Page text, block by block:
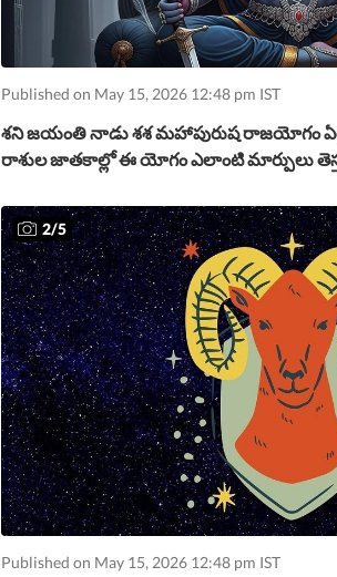
Published on May 15, 2026 12:48 pm IST
శని జయంతి నాడు శశ మహాపురుష రాజయోగం
రాశుల జాతకాల్లో ఈ యోగం ఎలాంటి మార్పులు
2/5
Published on May 15, 2026 12:48 pm IST